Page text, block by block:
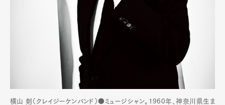
横山 剣（クレイジーケンバンド）●ミュージシャン。1960年、神奈川県生ま